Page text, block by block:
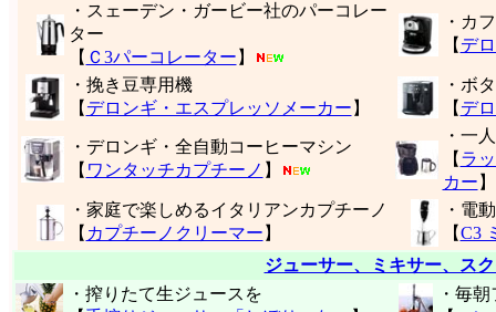
・スェーデン・ガービー社のパーコレー
ター
【 Ｃ3パーコレーター 】
・カ
【 デ
・挽き豆専用機
【 デロンギ・エスプレッソメーカー 】
・ボ
【 デ
・デロンギ・全自動コーヒーマシン
【 ワンタッチカプチーノ 】
・一
【 ラ
カー 】
・家庭で楽しめるイタリアンカプチーノ
【 カプチーノクリーマー 】
・電
【C3
ジューサー、ミキサー、ス
・搾りたて生ジュースを
・毎